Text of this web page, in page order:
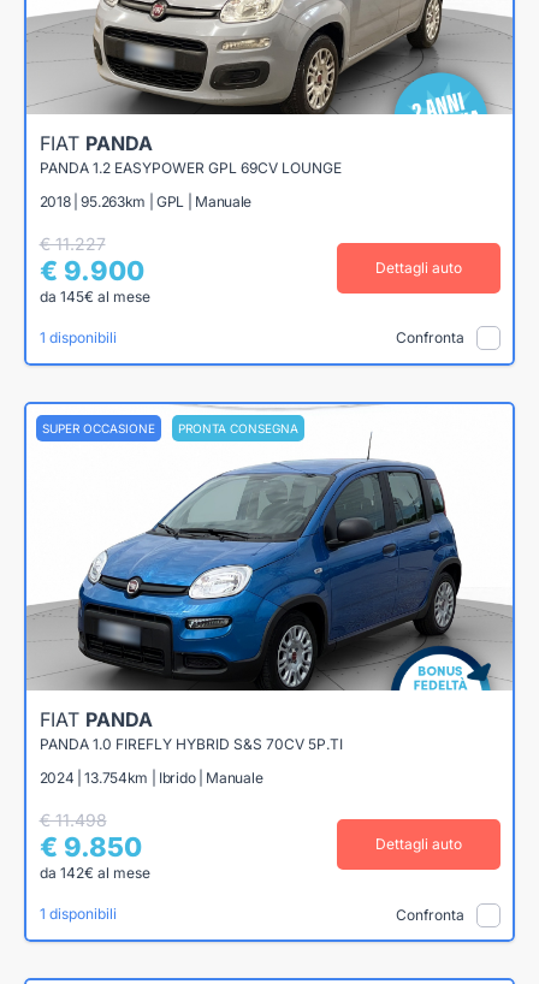
FIAT PANDA
PANDA 1.2 EASYPOWER GPL 69CV LOUNGE
2018 | 95.263km | GPL | Manuale
€ 11.227
€ 9.900
da 145€ al mese
Dettagli auto
1 disponibili Confronta
SUPER OCCASIONE PRONTA CONSEGNA
FIAT PANDA
PANDA 1.0 FIREFLY HYBRID S&S 70CV 5P.TI
2024 | 13.754km | Ibrido | Manuale
€ 11.498
€ 9.850
da 142€ al mese
Dettagli auto
1 disponibili Confronta